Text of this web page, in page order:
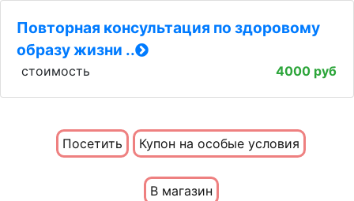
Повторная консультация по здоровому
образу жизни ..
стоимость 4000 руб
Посетить Купон на особые условия
В магазин